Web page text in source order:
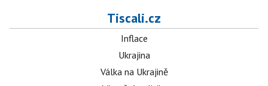
Tiscali.cz
Inflace
Ukrajina
Válka na Ukrajině